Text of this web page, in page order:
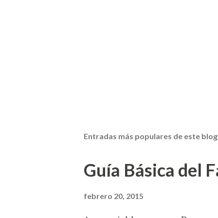
Entradas más populares de este blog
Guía Básica del
febrero 20, 2015